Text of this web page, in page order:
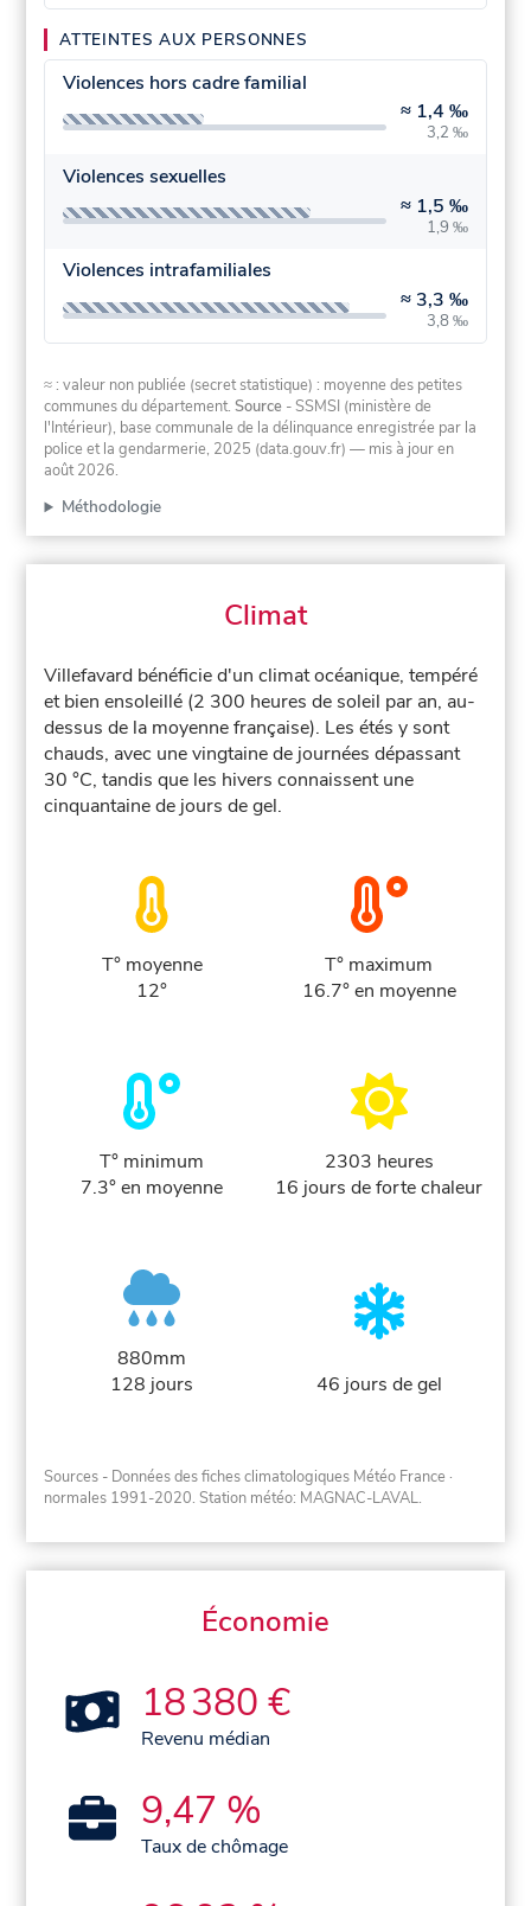
ATTEINTES AUX PERSONNES
Violences hors cadre familial
≈ 1,4 ‰
3,2 ‰
Violences sexuelles
≈ 1,5 ‰
1,9 ‰
Violences intrafamiliales
≈ 3,3 ‰
3,8 ‰
≈ : valeur non publiée (secret statistique) : moyenne des petites
communes du département.Source - SSMSI (ministère de
l'Intérieur), base communale de la délinquance enregistrée par la
police et la gendarmerie, 2025 (data.gouv.fr) — mis à jour en
août 2026.
Méthodologie
Climat
Villefavard bénéficie d'un climat océanique, tempéré
et bien ensoleillé (2 300 heures de soleil par an, au-
dessus de la moyenne française). Les étés y sont
chauds, avec une vingtaine de journées dépassant
30 °C, tandis que les hivers connaissent une
cinquantaine de jours de gel.
T° moyenne
12°
T° maximum
16.7° en moyenne
T° minimum
7.3° en moyenne
2303 heures
16 jours de forte chaleur
880mm
128 jours
46 jours de gel
Sources - Données des fiches climatologiques Météo France ·
normales 1991-2020. Station météo: MAGNAC-LAVAL.
Économie
18 380 €
Revenu médian
9,47 %
Taux de chômage